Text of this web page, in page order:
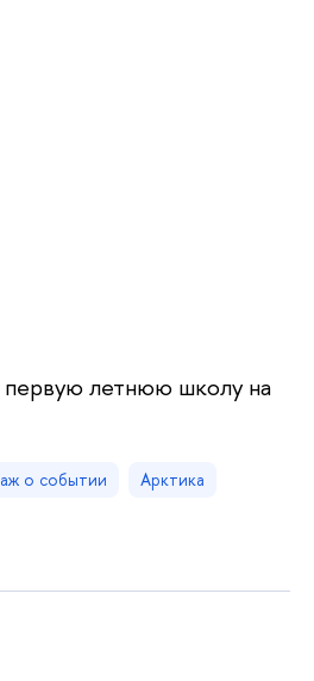
летнюю школу на
о событии
Арктика